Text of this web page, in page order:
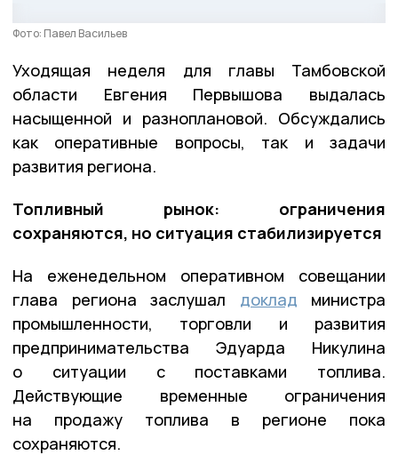
Фото: Павел Васильев
Уходящая неделя для главы Тамбовской
области Евгения Первышова выдалась
насыщенной и разноплановой. Обсуждались
как оперативные вопросы, так и задачи
развития региона.
Топливный рынок: ограничения
сохраняются, но ситуация стабилизируется
На еженедельном оперативном совещании
глава региона заслушал доклад министра
промышленности, торговли и развития
предпринимательства Эдуарда Никулина
о ситуации с поставками топлива.
Действующие временные ограничения
на продажу топлива в регионе пока
сохраняются.